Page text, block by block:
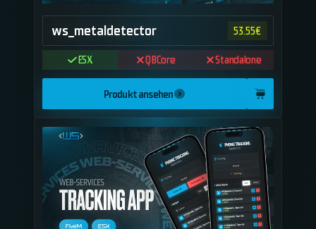
ws_metaldetector 53.55€
ESX QBCore Standalone
Produkt ansehen